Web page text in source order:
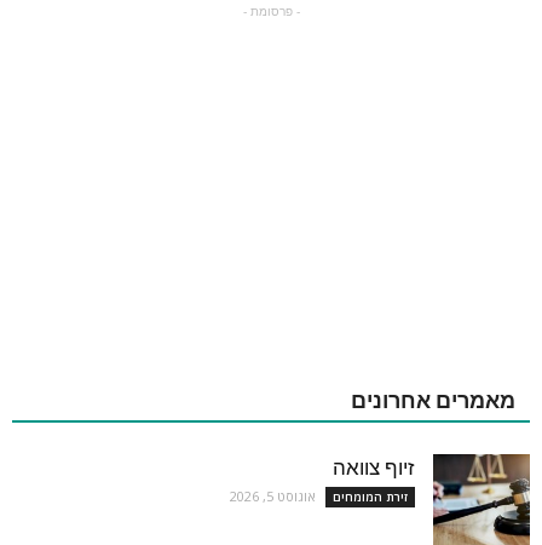
- פרסומת -
מאמרים אחרונים
זיוף צוואה
זירת המומחים אוגוסט 5, 2026